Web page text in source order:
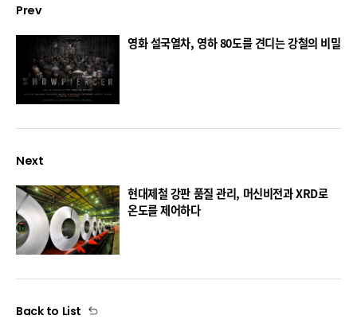
Prev
영화 설국열차, 영하 80도를 견디는 강철의 비밀
Next
현대제철 강판 품질 관리, 머신비전과 XRD로
온도를 제어하다
Back to List